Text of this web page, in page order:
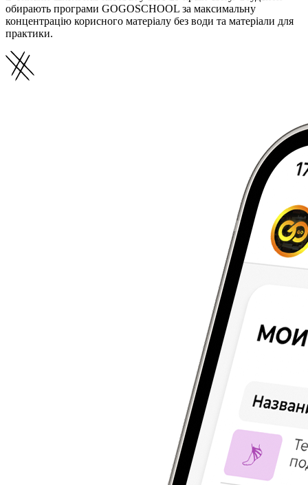
обирають програми GOGOSCHOOL за максимальну
концентрацію корисного матеріалу без води та матеріали для
практики.